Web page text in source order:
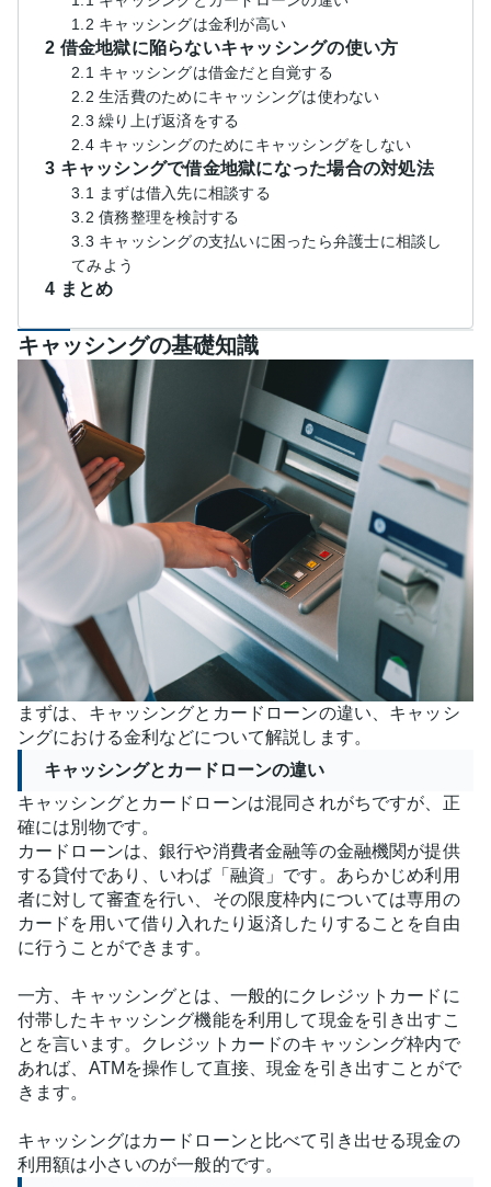
1.2 キャッシングは金利が高い
2 借金地獄に陥らないキャッシングの使い方
2.1 キャッシングは借金だと自覚する
2.2 生活費のためにキャッシングは使わない
2.3 繰り上げ返済をする
2.4 キャッシングのためにキャッシングをしない
3 キャッシングで借金地獄になった場合の対処法
3.1 まずは借入先に相談する
3.2 債務整理を検討する
3.3 キャッシングの支払いに困ったら弁護士に相談し
てみよう
4 まとめ
キャッシングの基礎知識
まずは、キャッシングとカードローンの違い、キャッシ
ングにおける金利などについて解説します。
キャッシングとカードローンの違い
キャッシングとカードローンは混同されがちですが、正
確には別物です。
カードローンは、銀行や消費者金融等の金融機関が提供
する貸付であり、いわば「融資」です。あらかじめ利用
者に対して審査を行い、その限度枠内については専用の
カードを用いて借り入れたり返済したりすることを自由
に行うことができます。
一方、キャッシングとは、一般的にクレジットカードに
付帯したキャッシング機能を利用して現金を引き出すこ
とを言います。クレジットカードのキャッシング枠内で
あれば、ATMを操作して直接、現金を引き出すことがで
きます。
キャッシングはカードローンと比べて引き出せる現金の
利用額は小さいのが一般的です。